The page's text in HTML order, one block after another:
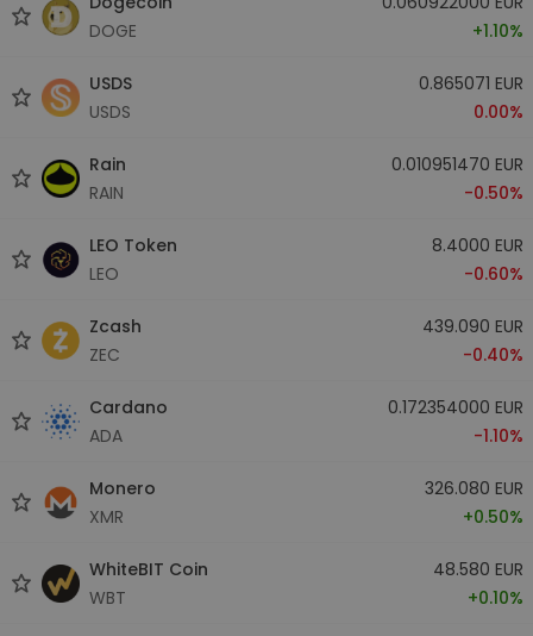
DOGE
+1.10%
USDS
USDS
0.865071 EUR
0.00%
Rain
RAIN
0.010951470 EUR
-0.50%
LEO Token
LEO
8.4000 EUR
-0.60%
Zcash
ZEC
439.090 EUR
-0.40%
Cardano
ADA
0.172354000 EUR
-1.10%
Monero
XMR
326.080 EUR
+0.50%
WhiteBIT Coin
WBT
48.580 EUR
+0.10%